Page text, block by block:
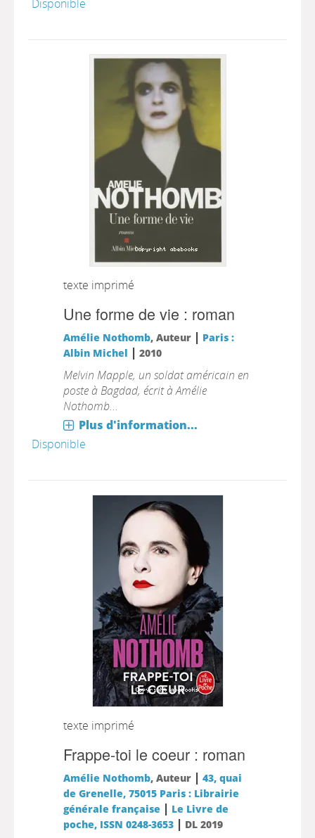
Disponible
texte imprimé
Une forme de vie : roman
Amélie Nothomb, Auteur | Paris :
Albin Michel | 2010
Melvin Mapple, un soldat américain en
poste à Bagdad, écrit à Amélie
Nothomb...
Plus d'information...
Disponible
texte imprimé
Frappe-toi le coeur : roman
Amélie Nothomb, Auteur | 43, quai
de Grenelle, 75015 Paris : Librairie
générale française | Le Livre de
poche, ISSN 0248-3653| DL 2019